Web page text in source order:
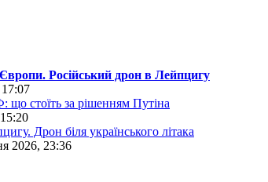
Російський дрон в Лейпцигу
що стоїть за рішенням Путіна
Дрон біля українського літака
2026, 23:36